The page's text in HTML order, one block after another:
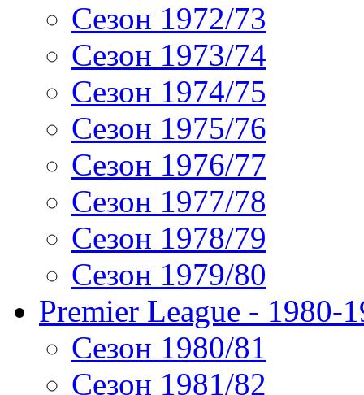
Сезон 1972/73
Сезон 1973/74
Сезон 1974/75
Сезон 1975/76
Сезон 1976/77
Сезон 1977/78
Сезон 1978/79
Сезон 1979/80
Premier League - 1980-
Сезон 1980/81
Сезон 1981/82